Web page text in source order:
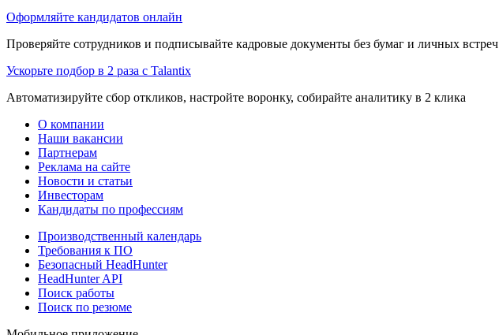
Оформляйте кандидатов онлайн
Проверяйте сотрудников и подписывайте кадровые документы без бумаг и личных встреч
Ускорьте подбор в 2 раза с Talantix
Автоматизируйте сбор откликов, настройте воронку, собирайте аналитику в 2 клика
О компании
Наши вакансии
Партнерам
Реклама на сайте
Новости и статьи
Инвесторам
Кандидаты по профессиям
Производственный календарь
Требования к ПО
Безопасный HeadHunter
HeadHunter API
Поиск работы
Поиск по резюме